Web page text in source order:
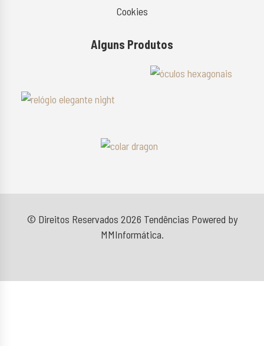
Cookies
Alguns Produtos
© Direitos Reservados 2026 Tendências Powered by
MMInformática.